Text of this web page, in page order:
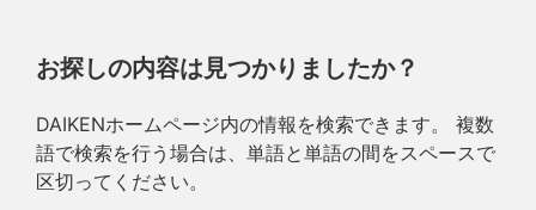
お探しの内容は見つかりましたか？
DAIKENホームページ内の情報を検索できます。 複数
語で検索を行う場合は、単語と単語の間をスペースで
区切ってください。